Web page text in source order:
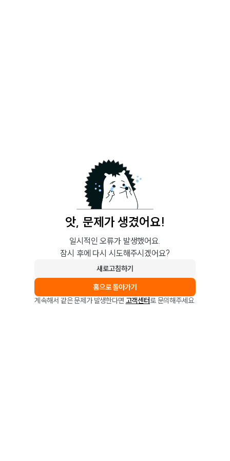
앗, 문제가 생겼어요!
일시적인 오류가 발생했어요.
잠시 후에 다시 시도해주시겠어요?
새로고침하기
홈으로 돌아가기
계속해서 같은 문제가 발생한다면 고객센터로 문의해주세요.